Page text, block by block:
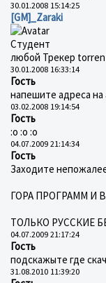
30.01.2008 15:14:25
[GM]_Zaraki
Студент
любой Трекер
30.01.2008 16:33:14
Гость
напешите адреса на
03.02.2008 19:14:54
Гость
:o :o :o
04.07.2009 21:14:34
Гость
Заходите
ГОРА ПРОГРАММ И
ТОЛЬКО РУССКИЕ
04.07.2009 21:17:24
Гость
подскажыте где
31.08.2010 11:39:20